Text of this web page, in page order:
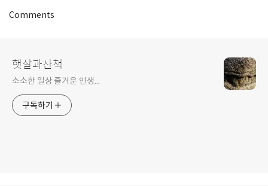
Comments
햇살과산책
소소한 일상 즐거운 인생...
구독하기